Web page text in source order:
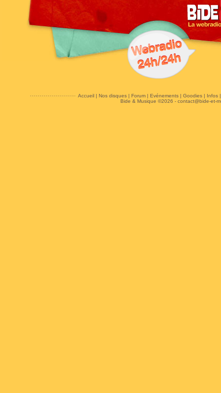
Accueil| Nos disques| Forum| Evénements| Goodies| Infos
Bide & Musique ©2026 - contact@bide-et-